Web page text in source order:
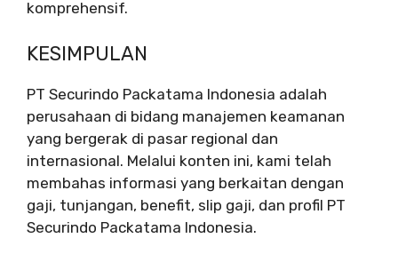
komprehensif.
KESIMPULAN
PT Securindo Packatama Indonesia adalah
perusahaan di bidang manajemen keamanan
yang bergerak di pasar regional dan
internasional. Melalui konten ini, kami telah
membahas informasi yang berkaitan dengan
gaji, tunjangan, benefit, slip gaji, dan profil PT
Securindo Packatama Indonesia.